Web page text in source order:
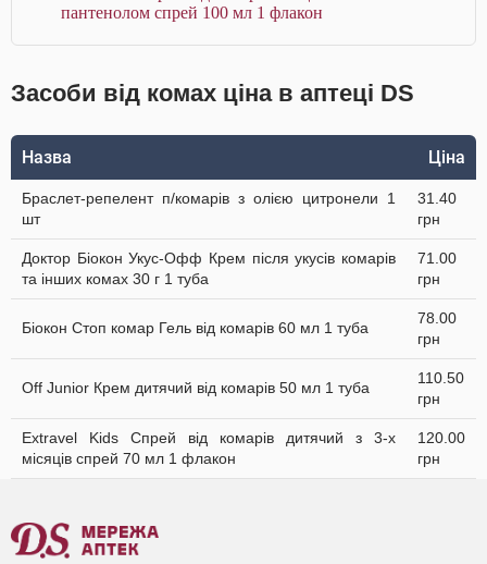
пантенолом спрей 100 мл 1 флакон
Засоби від комах ціна в аптеці DS
Назва Ціна
Браслет-репелент п/комарів з олією цитронели 1
шт
31.40
грн
Доктор Біокон Укус-Офф Крем після укусів комарів
та інших комах 30 г 1 туба
71.00
грн
Біокон Стоп комар Гель від комарів 60 мл 1 туба
78.00
грн
Off Junior Крем дитячий від комарів 50 мл 1 туба
110.50
грн
Extravel Kids Спрей від комарів дитячий з 3-х
місяців спрей 70 мл 1 флакон
120.00
грн